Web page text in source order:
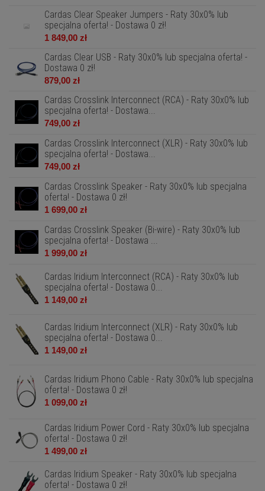
Cardas Clear Speaker Jumpers - Raty 30x0% lub
specjalna oferta! - Dostawa 0 zł!
1 849,00 zł
Cardas Clear USB - Raty 30x0% lub specjalna oferta! -
Dostawa 0 zł!
879,00 zł
Cardas Crosslink Interconnect (RCA) - Raty 30x0% lub
specjalna oferta! - Dostawa...
749,00 zł
Cardas Crosslink Interconnect (XLR) - Raty 30x0% lub
specjalna oferta! - Dostawa...
749,00 zł
Cardas Crosslink Speaker - Raty 30x0% lub specjalna
oferta! - Dostawa 0 zł!
1 699,00 zł
Cardas Crosslink Speaker (Bi-wire) - Raty 30x0% lub
specjalna oferta! - Dostawa ...
1 999,00 zł
Cardas Iridium Interconnect (RCA) - Raty 30x0% lub
specjalna oferta! - Dostawa 0...
1 149,00 zł
Cardas Iridium Interconnect (XLR) - Raty 30x0% lub
specjalna oferta! - Dostawa 0...
1 149,00 zł
Cardas Iridium Phono Cable - Raty 30x0% lub specjalna
oferta! - Dostawa 0 zł!
1 099,00 zł
Cardas Iridium Power Cord - Raty 30x0% lub specjalna
oferta! - Dostawa 0 zł!
1 499,00 zł
Cardas Iridium Speaker - Raty 30x0% lub specjalna
oferta! - Dostawa 0 zł!